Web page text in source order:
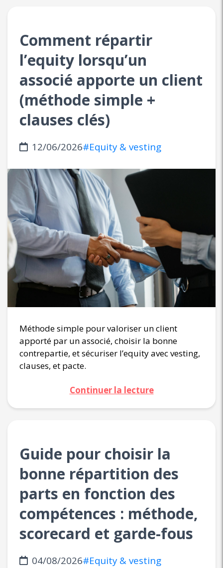
Comment répartir
l’equity lorsqu’un
associé apporte un client
(méthode simple +
clauses clés)
12/06/2026#Equity & vesting
Méthode simple pour valoriser un client
apporté par un associé, choisir la bonne
contrepartie, et sécuriser l’equity avec vesting,
clauses, et pacte.
Continuer la lecture
Guide pour choisir la
bonne répartition des
parts en fonction des
compétences : méthode,
scorecard et garde-fous
04/08/2026#Equity & vesting